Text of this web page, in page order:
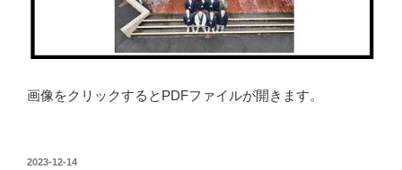
画像をクリックするとPDFファイルが開きます。
投
2023-12-14